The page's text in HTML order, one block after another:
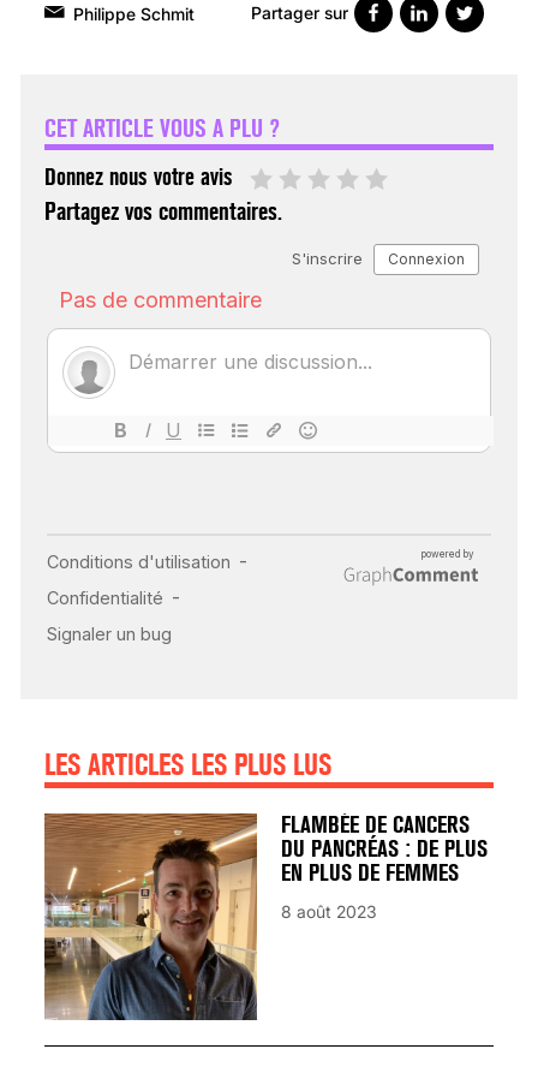
Philippe Schmit Partager sur
CET ARTICLE VOUS A PLU ?
Donnez nous votre avis
Partagez vos commentaires.
LES ARTICLES LES PLUS LUS
ÉCHO : DES IMAGES
POUR TOUTES LES
18 juil 2022
INSUFFISANCE
CARDIAQUE : LES
FLAMBÉE DE CANCERS
DU PANCRÉAS : DE PLUS
EN PLUS DE FEMMES
8 août 2023